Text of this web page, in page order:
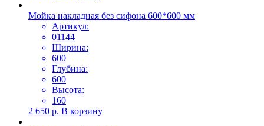
Мойка накладная без сифона 600*600 мм
Артикул:
01144
Ширина:
600
Глубина:
600
Высота:
160
2 650 р. В корзину